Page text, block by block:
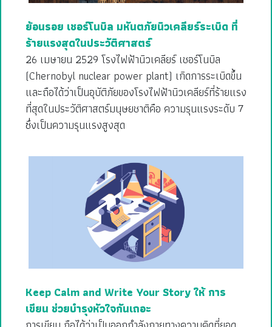
ย้อนรอย เชอร์โนบิล มหันตภัยนิวเคลียร์ระเบิด ที่
ร้ายแรงสุดในประวัติศาสตร์
26 เมษายน 2529 โรงไฟฟ้านิวเคลียร์ เชอร์โนบิล
(Chernobyl nuclear power plant) เกิดการระเบิดขึ้น
และถือได้ว่าเป็นอุบัติภัยของโรงไฟฟ้านิวเคลียร์ที่ร้ายแรง
ที่สุดในประวัติศาสตร์มนุษยชาติคือ ความรุนแรงระดับ 7
ซึ่งเป็นความรุนแรงสูงสุด
Keep Calm and Write Your Story ให้ การ
เขียน ช่วยบำรุงหัวใจกันเถอะ